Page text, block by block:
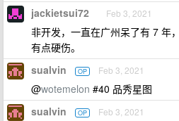
jackietsui72 Feb 3, 2021
非开发，一直在广州呆了有 7 年
有点硬伤。
sualvin OP Feb 3, 2021
@wotemelon #40 品秀星图
sualvin OP Feb 3, 2021